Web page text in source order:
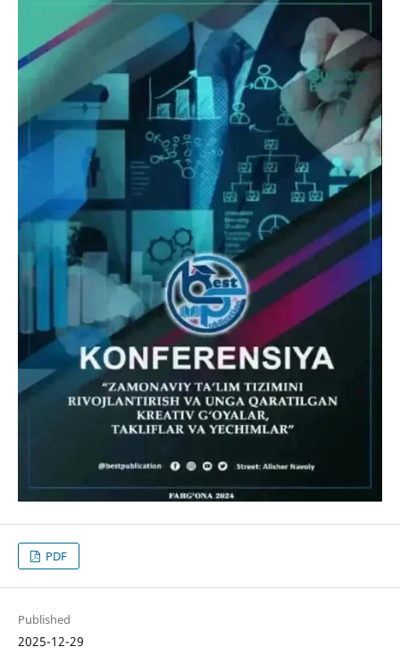
PDF
Published
2025-12-29